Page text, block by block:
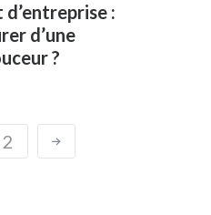
:
d’une
?
2